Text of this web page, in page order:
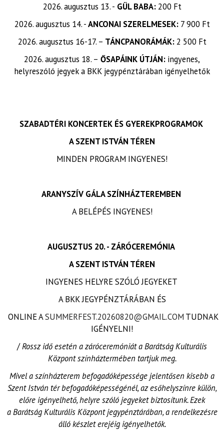
2026. augusztus 13. - GÜL BABA:200 Ft
2026. augusztus 14. -ANCONAI SZERELMESEK: 7 900 Ft
2026. augusztus 16-17. – TÁNCPANORÁMÁK:2 500 Ft
2026. augusztus 18. – ŐSAPÁINK ÚTJÁN: ingyenes,
helyreszóló jegyek a BKK jegypénztárában igényelhetők
SZABADTÉRI KONCERTEK ÉS GYEREKPROGRAMOK
A SZENT ISTVÁN TÉREN
MINDEN PROGRAM INGYENES!
ARANYSZÍV GÁLA SZÍNHÁZTEREMBEN
A BELÉPÉS INGYENES!
AUGUSZTUS 20. - ZÁRÓCEREMÓNIA
A SZENT ISTVÁN TÉREN
INGYENES HELYRE SZÓLÓ JEGYEKET
A BKK JEGYPÉNZTÁRÁBAN ÉS
ONLINE ASUMMERFEST.20260820@GMAIL.COM TUDNAK
IGÉNYELNI!
/Rossz idő esetén a záróceremóniát a Barátság Kulturális
Központ színháztermében tartjuk meg.
Mivel a színházterem befogadóképessége jelentősen kisebb a
Szent István tér befogadóképességénél, az esőhelyszínre külön,
előre igényelhető, helyre szóló jegyeket biztosítunk. Ezek
a Barátság Kulturális Központ jegypénztárában, a rendelkezésre
álló készlet erejéig igényelhetők.